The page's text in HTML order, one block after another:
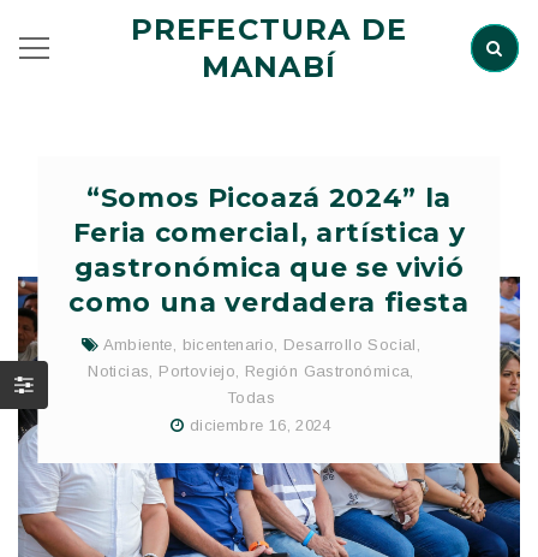
PREFECTURA DE
MANABÍ
“Somos Picoazá 2024” la
Feria comercial, artística y
gastronómica que se vivió
como una verdadera fiesta
Ambiente, bicentenario, Desarrollo Social ,
Noticias, Portoviejo, Región Gastronómica,
Todas
diciembre 16, 2024